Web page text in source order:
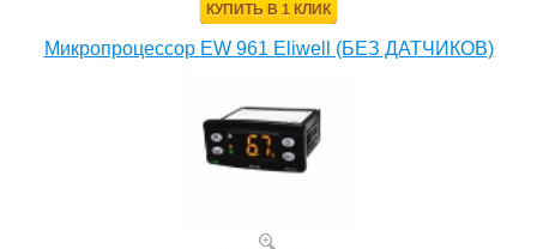
КУПИТЬ В 1 КЛИК
Микропроцессор EW 961 Eliwell (БЕЗ ДАТЧИКОВ)